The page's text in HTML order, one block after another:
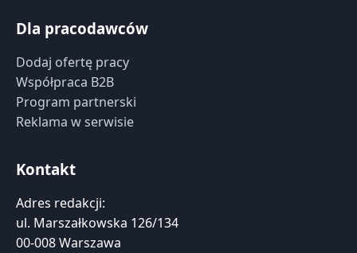
Dla pracodawców
Dodaj ofertę pracy
Współpraca B2B
Program partnerski
Reklama w serwisie
Kontakt
Adres redakcji:
ul. Marszałkowska 126/134
00-008 Warszawa